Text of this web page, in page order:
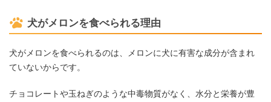
犬がメロンを食べられる理由
犬がメロンを食べられるのは、メロンに犬に有害な成分が含まれ
ていないからです。
チョコレートや玉ねぎのような中毒物質がなく、水分と栄養が豊